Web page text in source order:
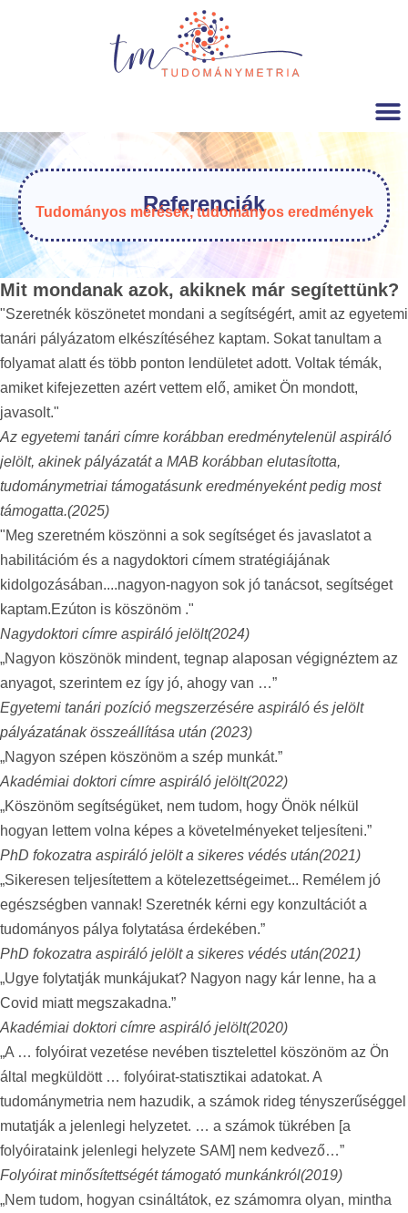
Referenciák
Tudományos mérések, tudományos eredmények
Mit mondanak azok, akiknek már segítettünk?
"Szeretnék köszönetet mondani a segítségért, amit az egyetemi
tanári pályázatom elkészítéséhez kaptam. Sokat tanultam a
folyamat alatt és több ponton lendületet adott. Voltak témák,
amiket kifejezetten azért vettem elő, amiket Ön mondott,
javasolt."
Az egyetemi tanári címre korábban eredménytelenül aspiráló
jelölt, akinek pályázatát a MAB korábban elutasította,
tudománymetriai támogatásunk eredményeként pedig most
támogatta.(2025)
"Meg szeretném köszönni a sok segítséget és javaslatot a
habilitációm és a nagydoktori címem stratégiájának
kidolgozásában....nagyon-nagyon sok jó tanácsot, segítséget
kaptam.Ezúton is köszönöm ."
Nagydoktori címre aspiráló jelölt(2024)
„Nagyon köszönök mindent, tegnap alaposan végignéztem az
anyagot, szerintem ez így jó, ahogy van …”
Egyetemi tanári pozíció megszerzésére aspiráló és jelölt
pályázatának összeállítása után (2023)
„Nagyon szépen köszönöm a szép munkát.”
Akadémiai doktori címre aspiráló jelölt(2022)
„Köszönöm segítségüket, nem tudom, hogy Önök nélkül
hogyan lettem volna képes a követelményeket teljesíteni.”
PhD fokozatra aspiráló jelölt a sikeres védés után(2021)
„Sikeresen teljesítettem a kötelezettségeimet... Remélem jó
egészségben vannak! Szeretnék kérni egy konzultációt a
tudományos pálya folytatása érdekében.”
PhD fokozatra aspiráló jelölt a sikeres védés után(2021)
„Ugye folytatják munkájukat? Nagyon nagy kár lenne, ha a
Covid miatt megszakadna.”
Akadémiai doktori címre aspiráló jelölt(2020)
„A … folyóirat vezetése nevében tisztelettel köszönöm az Ön
által megküldött … folyóirat-statisztikai adatokat. A
tudománymetria nem hazudik, a számok rideg tényszerűséggel
mutatják a jelenlegi helyzetet. … a számok tükrében [a
folyóirataink jelenlegi helyzete SAM] nem kedvező…”
Folyóirat minősítettségét támogató munkánkról(2019)
„Nem tudom, hogyan csináltátok, ez számomra olyan, mintha